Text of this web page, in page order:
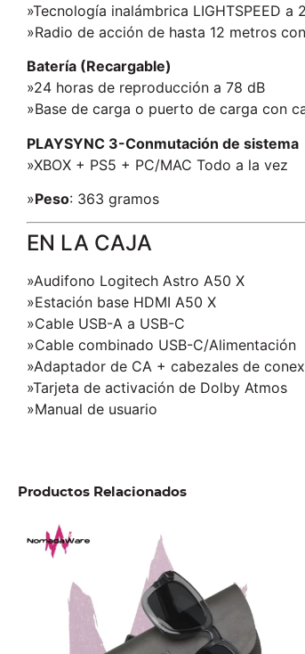
»Tecnología inalámbrica LIGHTSPEED a
»Radio de acción de hasta 12 metros con
Batería (Recargable)
»24 horas de reproducción a 78 dB
»Base de carga o puerto de carga con
PLAYSYNC 3-Conmutación de sistema
»XBOX + PS5 + PC/MAC Todo a la vez
»Peso: 363 gramos
EN LA CAJA
»Audifono Logitech Astro A50 X
»Estación base HDMI A50 X
»Cable USB-A a USB-C
»Cable combinado USB-C/Alimentación
»Adaptador de CA + cabezales de
»Tarjeta de activación de Dolby Atmos
»Manual de usuario
Productos Relacionados